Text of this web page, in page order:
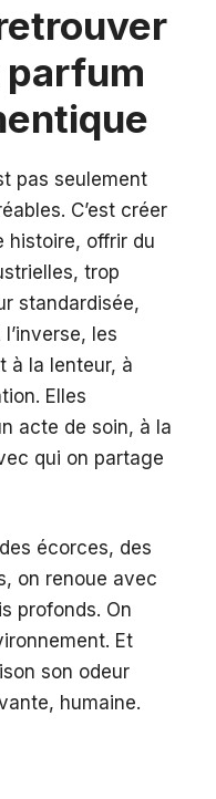
parfum
pas seulement
C’est créer
histoire, offrir du
trop
standardisée,
les
à la lenteur, à
Elles
acte de soin, à la
qui on partage
écorces, des
on renoue avec
profonds. On
Et
son odeur
humaine.